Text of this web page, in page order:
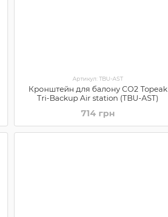
Артикул: TBU-AST
Кронштейн для балону CO2 Topeak
Tri-Backup Air station (TBU-AST)
714 грн